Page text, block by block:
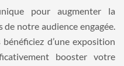
pour augmenter la
notre audience engagée.
d’une exposition
booster votre